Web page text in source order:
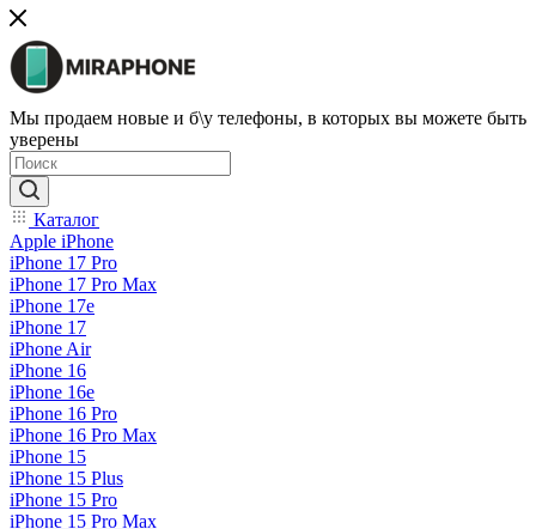
Мы продаем новые и б\у телефоны, в которых вы можете быть
уверены
Каталог
Apple iPhone
iPhone 17 Pro
iPhone 17 Pro Max
iPhone 17e
iPhone 17
iPhone Air
iPhone 16
iPhone 16e
iPhone 16 Pro
iPhone 16 Pro Max
iPhone 15
iPhone 15 Plus
iPhone 15 Pro
iPhone 15 Pro Max